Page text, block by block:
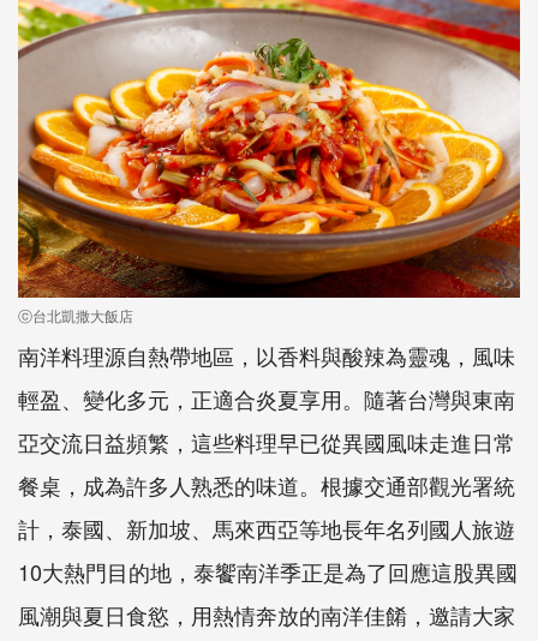
ⓒ台北凱撒大飯店
南洋料理源自熱帶地區，以香料與酸辣為靈魂，風味
輕盈、變化多元，正適合炎夏享用。隨著台灣與東南
亞交流日益頻繁，這些料理早已從異國風味走進日常
餐桌，成為許多人熟悉的味道。根據交通部觀光署統
計，泰國、新加坡、馬來西亞等地長年名列國人旅遊
10大熱門目的地，泰饗南洋季正是為了回應這股異國
風潮與夏日食慾，用熱情奔放的南洋佳餚，邀請大家